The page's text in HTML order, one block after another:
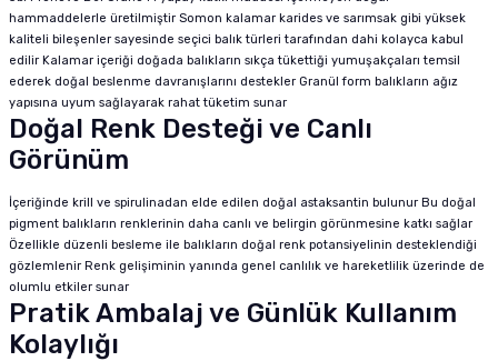
hammaddelerle üretilmiştir Somon kalamar karides ve sarımsak gibi yüksek
kaliteli bileşenler sayesinde seçici balık türleri tarafından dahi kolayca kabul
edilir Kalamar içeriği doğada balıkların sıkça tükettiği yumuşakçaları temsil
ederek doğal beslenme davranışlarını destekler Granül form balıkların ağız
yapısına uyum sağlayarak rahat tüketim sunar
Doğal Renk Desteği ve Canlı
Görünüm
İçeriğinde krill ve spirulinadan elde edilen doğal astaksantin bulunur Bu doğal
pigment balıkların renklerinin daha canlı ve belirgin görünmesine katkı sağlar
Özellikle düzenli besleme ile balıkların doğal renk potansiyelinin desteklendiği
gözlemlenir Renk gelişiminin yanında genel canlılık ve hareketlilik üzerinde de
olumlu etkiler sunar
Pratik Ambalaj ve Günlük Kullanım
Kolaylığı